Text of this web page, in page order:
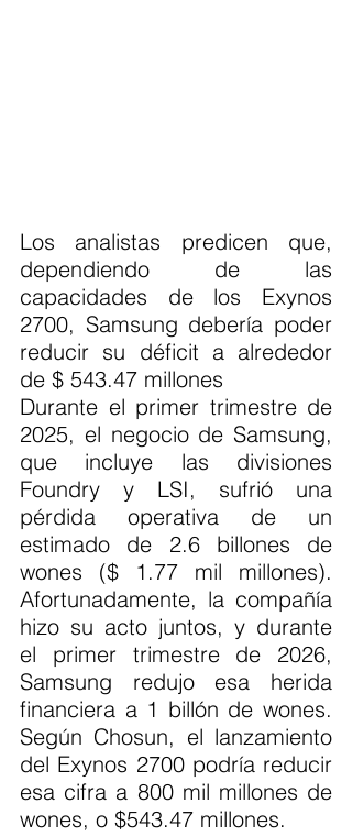
Los analistas predicen que,
dependiendo de las
capacidades de los Exynos
2700, Samsung debería poder
reducir su déficit a alrededor
de $ 543.47 millones
Durante el primer trimestre de
2025, el negocio de Samsung,
que incluye las divisiones
Foundry y LSI, sufrió una
pérdida operativa de un
estimado de 2.6 billones de
wones ($ 1.77 mil millones).
Afortunadamente, la compañía
hizo su acto juntos, y durante
el primer trimestre de 2026,
Samsung redujo esa herida
financiera a 1 billón de wones.
Según Chosun, el lanzamiento
del Exynos 2700 podría reducir
esa cifra a 800 mil millones de
wones, o $543.47 millones.